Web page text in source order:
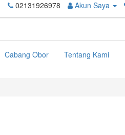
02131926978 Akun Saya
Cabang Obor Tentang Kami